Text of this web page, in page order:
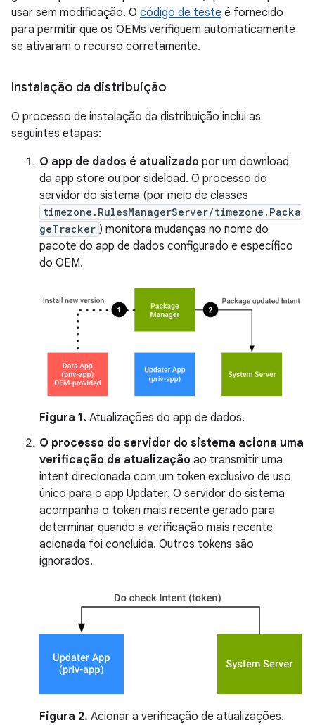
usar sem modificação. O código de teste é fornecido
para permitir que os OEMs verifiquem automaticamente
se ativaram o recurso corretamente.
Instalação da distribuição
O processo de instalação da distribuição inclui as
seguintes etapas:
O app de dados é atualizado por um download
da app store ou por sideload. O processo do
servidor do sistema (por meio de classes
timezone.RulesManagerServer/timezone.Packa
geTracker ) monitora mudanças no nome do
pacote do app de dados configurado e específico
do OEM.
Figura 1. Atualizações do app de dados.
O processo do servidor do sistema aciona uma
verificação de atualização ao transmitir uma
intent direcionada com um token exclusivo de uso
único para o app Updater. O servidor do sistema
acompanha o token mais recente gerado para
determinar quando a verificação mais recente
acionada foi concluída. Outros tokens são
ignorados.
Figura 2. Acionar a verificação de atualizações.